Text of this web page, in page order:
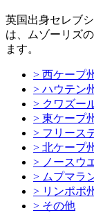
英国出身セレブ
は、ムゾーリズ
ます。
> 西ケープ
> ハウテン
> クワズー
> 東ケープ
> フリース
> 北ケープ
> ノースウ
> ムプマラ
> リンポポ
> その他